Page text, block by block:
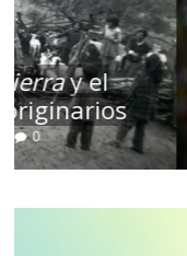
Terror
14 marzo, 2026